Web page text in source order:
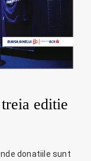
editie
donatiile sunt